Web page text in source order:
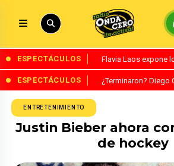
ESPECTÁCULOS Flavia Laos expone
ESPECTÁCULOS ¿Terminaron? Diego
ENTRETENIMIENTO
Justin Bieber ahora
de hockey